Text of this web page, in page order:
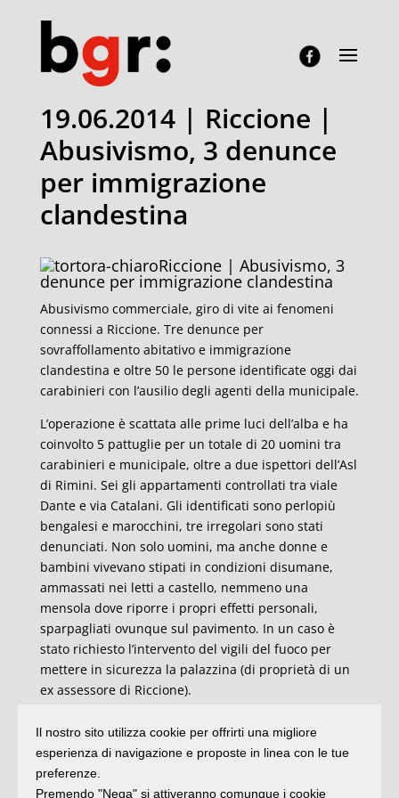
19.06.2014 | Riccione |
Abusivismo, 3 denunce
per immigrazione
clandestina
Riccione | Abusivismo, 3
denunce per immigrazione clandestina
Abusivismo commerciale, giro di vite ai fenomeni
connessi a Riccione. Tre denunce per
sovraffollamento abitativo e immigrazione
clandestina e oltre 50 le persone identificate oggi dai
carabinieri con l’ausilio degli agenti della municipale.
L’operazione è scattata alle prime luci dell’alba e ha
coinvolto 5 pattuglie per un totale di 20 uomini tra
carabinieri e municipale, oltre a due ispettori dell’Asl
di Rimini. Sei gli appartamenti controllati tra viale
Dante e via Catalani. Gli identificati sono perlopiù
bengalesi e marocchini, tre irregolari sono stati
denunciati. Non solo uomini, ma anche donne e
bambini vivevano stipati in condizioni disumane,
ammassati nei letti a castello, nemmeno una
mensola dove riporre i propri effetti personali,
sparpagliati ovunque sul pavimento. In un caso è
stato richiesto l’intervento del vigili del fuoco per
mettere in sicurezza la palazzina (di proprietà di un
ex assessore di Riccione).
proprietà e un unico “capo famiglia”, dopodiché
quest’ultimo subaffittava per 200 euro a persona
Il nostro sito utilizza cookie per offrirti una migliore
esperienza di navigazione e proposte in linea con le tue
preferenze.
Premendo "Nega" si attiveranno comunque i cookie